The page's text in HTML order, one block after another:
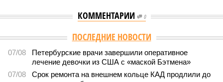
КОММЕНТАРИИ 0
ПОСЛЕДНИЕ НОВОСТИ
07/08
Петербурские врачи завершили оперативное
лечение девочки из США с «маской Бэтмена»
07/08
Срок ремонта на внешнем кольце КАД продлили до